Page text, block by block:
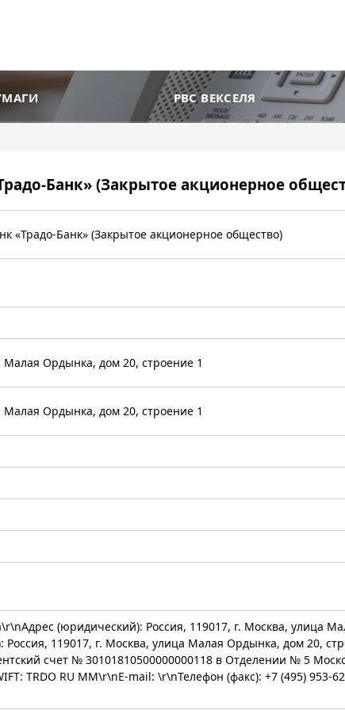
РВС ВЕКСЕЛЯ
Банк» (Закрытое акционерное
«Традо-Банк» (Закрытое акционерное общество)
Малая Ордынка, дом 20, строение 1
Малая Ордынка, дом 20, строение 1
(юридический): Россия, 119017, г. Москва, улица
Россия, 119017, г. Москва, улица Малая Ордынка, дом 20,
счет № 30101810500000000118 в Отделении № 5
TRDO RU MM\r\nE-mail: \r\nТелефон (факс): +7 (495) 953-